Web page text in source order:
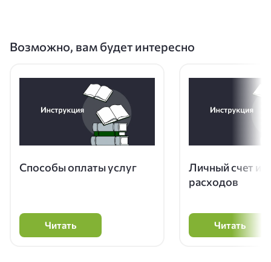
Возможно, вам будет интересно
Способы оплаты услуг
Читать
Личный счет и
расходов
Читать